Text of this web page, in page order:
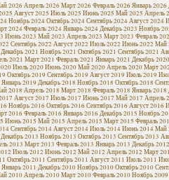
2026 Апрель 2026 Март 2026 Февраль 2026 Январь 2026
Август 2025 Июль 2025 Июнь 2025 Май 2025 Апрель
Ноябрь 2024Октябрь 2024Сентябрь 2024Август 2024
2024Февраль 2024Январь 2024Декабрь 2023 Ноябрь
Июнь 2023 Май 2023 Апрель 2023 Март 2023 Февраль
Сентябрь 2022 Август 2022 Июль 2022 Июнь 2022 Май
Декабрь 2021 Ноябрь 2021 Октябрь 2021 Сентябрь 2021
2021 Март 2021 Февраль 2021 Январь 2021 Декабрь 2020
Июль 2020Июнь 2020Май 2020Апрель 2020Март
Октябрь 2019 Сентябрь 2019 Август 2019 Июль 2019
Январь 2019 Декабрь 2018 Ноябрь 2018 Октябрь 2018
2018 Апрель 2018 Март 2018 Февраль 2018 Январь 2018
Август 2017 Июль 2017 Июнь 2017 Май 2017 Апрель
Ноябрь 2016 Октябрь 2016 Сентябрь 2016 Август 2016
2016 Февраль 2016 Январь 2016 Декабрь 2015 Ноябрь
Июнь 2015 Май 2015 Апрель 2015 Март 2015 Февраль
Сентябрь 2014Август 2014Июль 2014Июнь 2014Май
Декабрь 2013 Ноябрь 2013 Октябрь 2013 Сентябрь 2013
2013 Март 2013 Февраль 2013 Январь 2013 Декабрь 2012
Июль 2012 Июнь 2012 Май 2012 Апрель 2012 Март
Октябрь 2011 Сентябрь 2011 Август 2011 Июль 2011
Январь 2011 Декабрь 2010Ноябрь 2010Октябрь 2010
2010Апрель 2010Март 2010Февраль 2010Ноябрь 2009